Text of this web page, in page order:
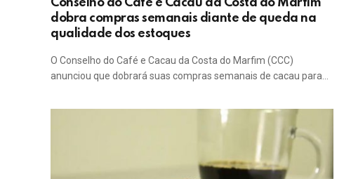
Conselho do Café e Cacau da Costa do Marfim
dobra compras semanais diante de queda na
qualidade dos estoques
O Conselho do Café e Cacau da Costa do Marfim (CCC)
anunciou que dobrará suas compras semanais de cacau para…